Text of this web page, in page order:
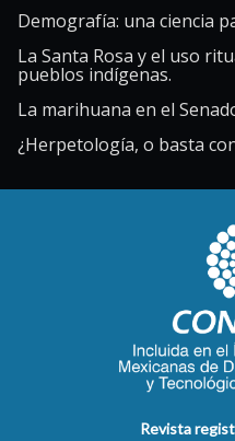
Demografía: una ciencia
La Santa Rosa y el uso
pueblos indígenas.
La marihuana en el
¿Herpetología, o basta
Revista